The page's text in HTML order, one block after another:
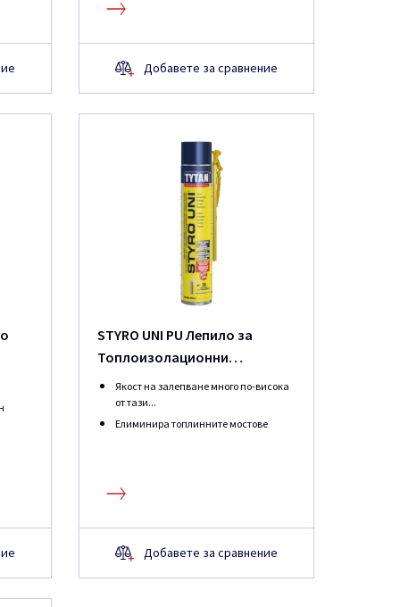
Добавете за сравнение
STYRO UNI PU Лепило за
Топлоизолационни
Плоскости ERGO
Якост на залепване много по-висока
от тази...
Елиминира топлинните мостове
Добавете за сравнение